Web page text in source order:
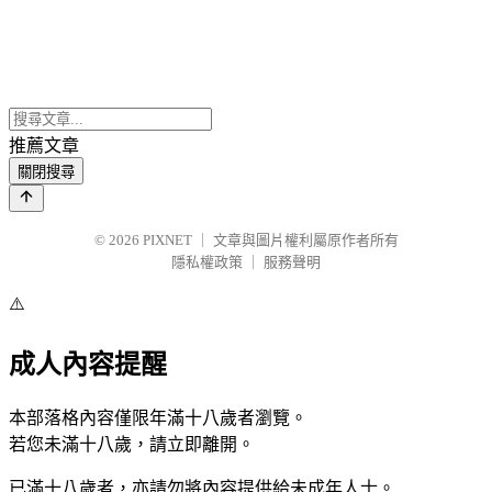
推薦文章
關閉搜尋
© 2026 PIXNET
文章與圖片權利屬原作者所有
隱私權政策
服務聲明
⚠️
成人內容提醒
本部落格內容僅限年滿十八歲者瀏覽。
若您未滿十八歲，請立即離開。
已滿十八歲者，亦請勿將內容提供給未成年人士。